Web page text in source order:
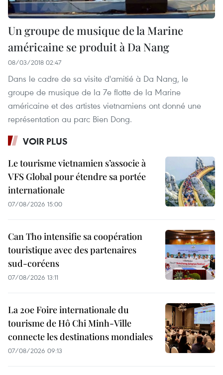
Un groupe de musique de la Marine
américaine se produit à Da Nang
08/03/2018 02:47
Dans le cadre de sa visite d'amitié à Da Nang, le
groupe de musique de la 7e flotte de la Marine
américaine et des artistes vietnamiens ont donné une
représentation au parc Bien Dong.
VOIR PLUS
Le tourisme vietnamien s’associe à
VFS Global pour étendre sa portée
internationale
07/08/2026 15:00
Can Tho intensifie sa coopération
touristique avec des partenaires
sud-coréens
07/08/2026 13:11
La 20e Foire internationale du
tourisme de Hô Chi Minh-Ville
connecte les destinations mondiales
07/08/2026 09:13